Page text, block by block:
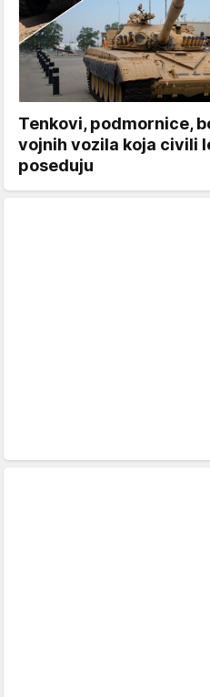
Tenkovi, podmornice,
vojnih vozila koja civili
poseduju